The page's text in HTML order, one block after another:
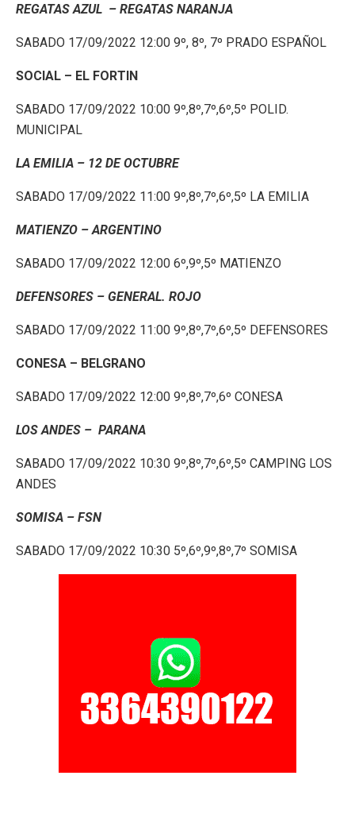
REGATAS AZUL – REGATAS NARANJA
SABADO 17/09/2022 12:00 9º, 8º, 7º PRADO ESPAÑOL
SOCIAL – EL FORTIN
SABADO 17/09/2022 10:00 9º,8º,7º,6º,5º POLID.
MUNICIPAL
LA EMILIA – 12 DE OCTUBRE
SABADO 17/09/2022 11:00 9º,8º,7º,6º,5º LA EMILIA
MATIENZO – ARGENTINO
SABADO 17/09/2022 12:00 6º,9º,5º MATIENZO
DEFENSORES – GENERAL. ROJO
SABADO 17/09/2022 11:00 9º,8º,7º,6º,5º DEFENSORES
CONESA – BELGRANO
SABADO 17/09/2022 12:00 9º,8º,7º,6º CONESA
LOS ANDES – PARANA
SABADO 17/09/2022 10:30 9º,8º,7º,6º,5º CAMPING LOS
ANDES
SOMISA – FSN
SABADO 17/09/2022 10:30 5º,6º,9º,8º,7º SOMISA